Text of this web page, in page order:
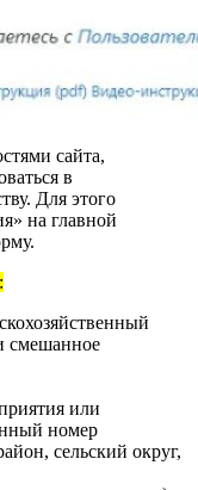
сайта,
в
Для этого
на главной
смешанное
или
номер
сельский округ,